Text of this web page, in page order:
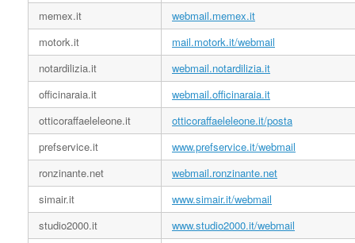
memex.it
webmail.memex.it
motork.it
mail.motork.it/webmail
notardilizia.it
webmail.notardilizia.it
officinaraia.it
webmail.officinaraia.it
otticoraffaeleleone.it
otticoraffaeleleone.it/posta
prefservice.it
www.prefservice.it/webmail
ronzinante.net
webmail.ronzinante.net
simair.it
www.simair.it/webmail
studio2000.it
www.studio2000.it/webmail